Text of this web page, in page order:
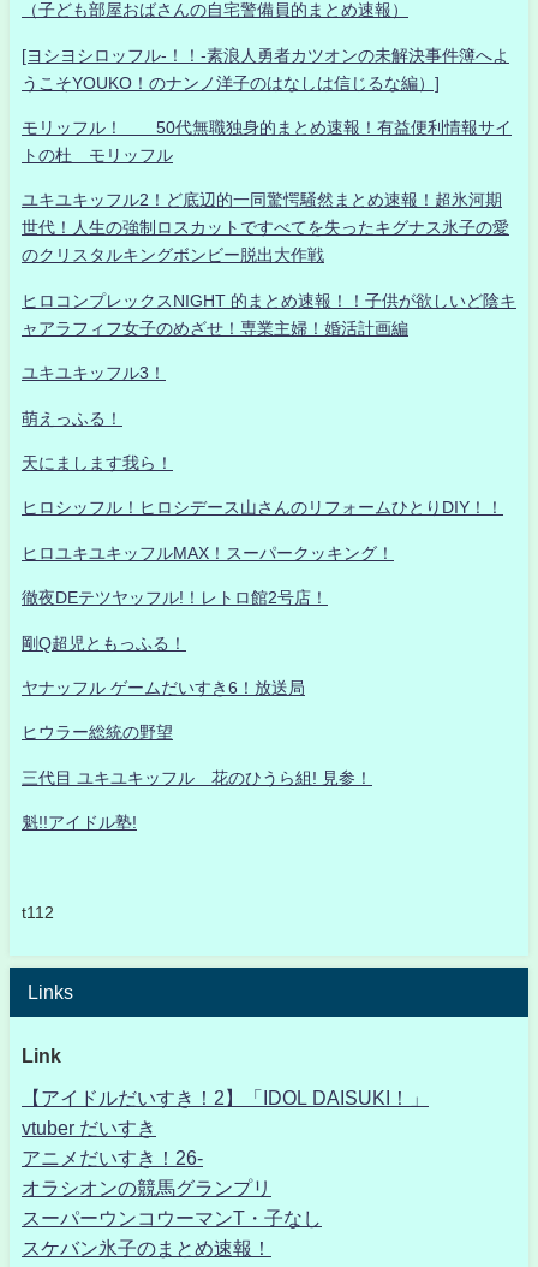
（子ども部屋おばさんの自宅警備員的まとめ速報）
[ヨシヨシロッフル-！！-素浪人勇者カツオンの未解決事件簿へよ
うこそYOUKO！のナンノ洋子のはなしは信じるな編）]
モリッフル！ 50代無職独身的まとめ速報！有益便利情報サイ
トの杜 モリッフル
ユキユキッフル2！ど底辺的一同驚愕騒然まとめ速報！超氷河期
世代！人生の強制ロスカットですべてを失ったキグナス氷子の愛
のクリスタルキングボンビー脱出大作戦
ヒロコンプレックスNIGHT 的まとめ速報！！子供が欲しいど陰キ
ャアラフィフ女子のめざせ！専業主婦！婚活計画編
ユキユキッフル3！
萌えっふる！
天にまします我ら！
ヒロシッフル！ヒロシデース山さんのリフォームひとりDIY！！
ヒロユキユキッフルMAX！スーパークッキング！
徹夜DEテツヤッフル!！レトロ館2号店！
剛Q超児ともっふる！
ヤナッフル ゲームだいすき6！放送局
ヒウラー総統の野望
三代目 ユキユキッフル 花のひうら組! 見参！
魁!!アイドル塾!
t112
Links
Link
【アイドルだいすき！2】「IDOL DAISUKI！」
vtuber だいすき
アニメだいすき！26-
オラシオンの競馬グランプリ
スーパーウンコウーマンT・子なし
スケバン氷子のまとめ速報！